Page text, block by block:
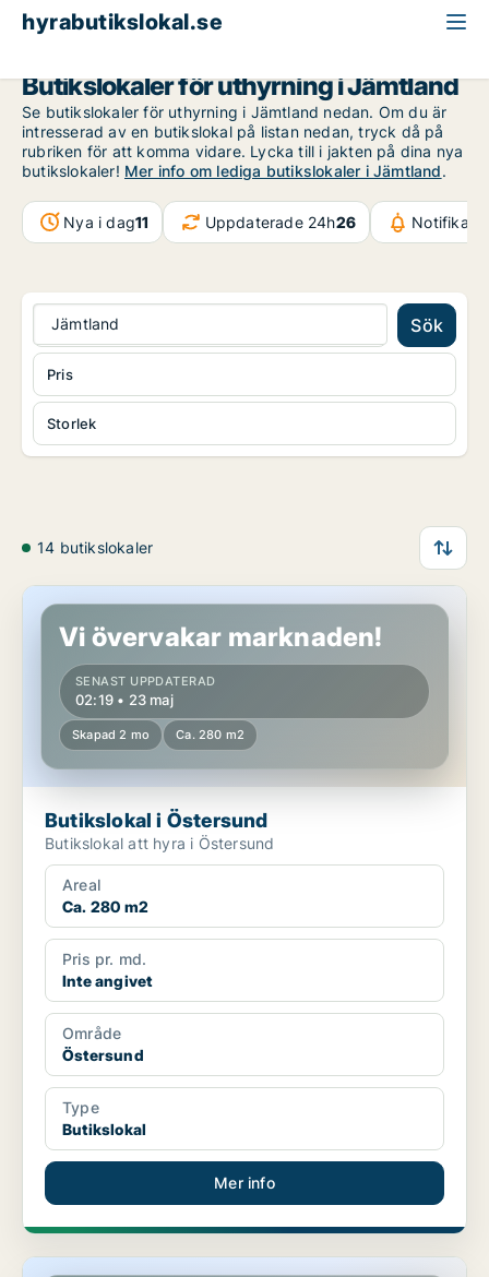
hyrabutikslokal.se
Butikslokaler för uthyrning i Jämtland
Se butikslokaler för uthyrning i Jämtland nedan. Om du är
intresserad av en butikslokal på listan nedan, tryck då på
rubriken för att komma vidare. Lycka till i jakten på dina nya
butikslokaler! Mer info om lediga butikslokaler i Jämtland.
Nya i dag11 Uppdaterade 24h26
Jämtland Sök
Storlek
Pris
14 butikslokaler
Butikslokal i Östersund
Vi övervakar marknaden!
SENAST UPPDATERAD
02:19 • 23 maj
Skapad 2 mo Ca. 280 m2
Butikslokal i Östersund
Butikslokal att hyra i Östersund
Areal
Ca. 280 m2
Pris pr. md.
Inte angivet
Område
Östersund
Type
Butikslokal
Mer info
Butikslokal i Östersund